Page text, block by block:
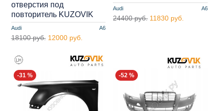
Audi A6
отверстия под
повторитель KUZOVIK
18100 руб. 12000 руб.
Audi A6
24400 руб. 11830 руб.
-31 % -52 %